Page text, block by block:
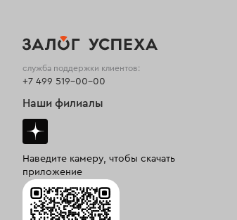
служба поддержки клиентов:
+7 499 519-00-00
Наши филиалы
Наведите камеру, чтобы скачать
приложение